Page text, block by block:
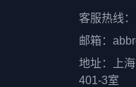
客服热线
邮箱：
地址：上
401-3室